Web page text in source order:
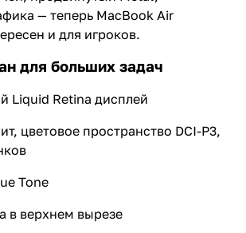
— теперь MacBook Air
и для игроков.
для больших задач
Liquid Retina дисплей
цветовое пространство DCI-P3,
Tone
в верхнем вырезе